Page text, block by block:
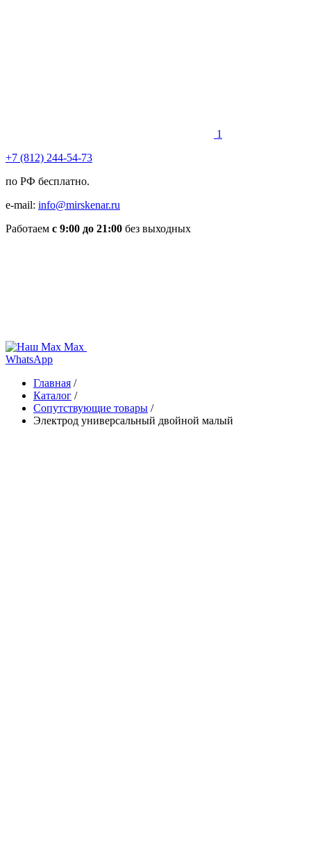
1
+7 (812) 244-54-73
по РФ бесплатно.
e-mail: info@mirskenar.ru
Работаем с 9:00 до 21:00 без выходных
Max
WhatsApp
Главная /
Каталог /
Сопутствующие товары /
Электрод универсальный двойной малый